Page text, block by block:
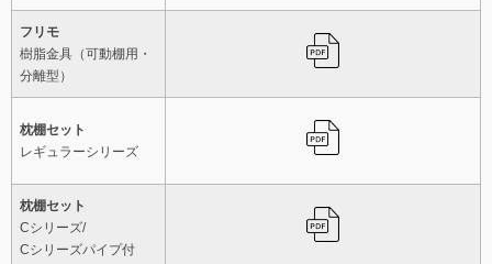
フリモ
樹脂金具（可動棚用・
分離型）
枕棚セット
レギュラーシリーズ
枕棚セット
Cシリーズ/
Cシリーズパイプ付